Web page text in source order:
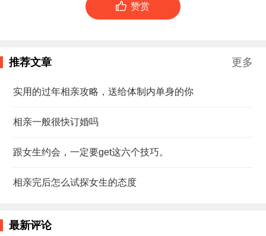
 赞赏
推荐文章 更多
实用的过年相亲攻略，送给体制内单身的你
相亲一般很快订婚吗
跟女生约会，一定要get这六个技巧。
相亲完后怎么试探女生的态度
最新评论